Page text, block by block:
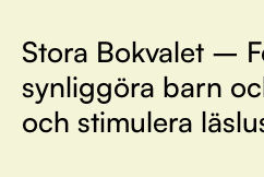
Stora Bokvalet –
synliggöra barn
och stimulera